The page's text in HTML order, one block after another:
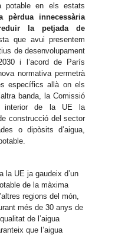
potable en els estats
pèrdua innecessària
la petjada de
que avui presentem
de desenvolupament
i l’acord de París
normativa permetrà
específics allà on els
banda, la Comissió
interior de la UE la
construcció del sector
o dipòsits d’aigua,
la UE ja gaudeix d’un
de la màxima
regions del món,
més de 30 anys de
de l’aigua
que l’aigua